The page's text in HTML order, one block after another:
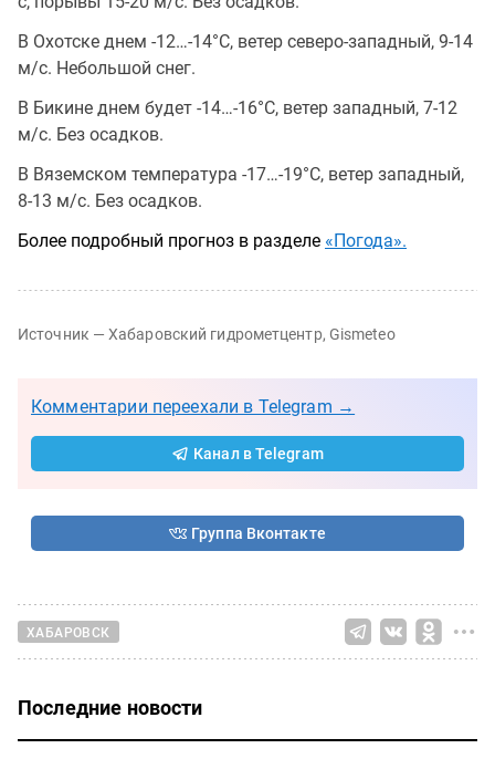
В Охотске днем -12…-14°C, ветер северо-западный, 9-14
м/с. Небольшой снег.
В Бикине днем будет -14…-16°C, ветер западный, 7-12
м/с. Без осадков.
В Вяземском температура -17…-19°C, ветер западный,
8-13 м/с. Без осадков.
Более подробный прогноз в разделе «Погода».
Источник — Хабаровский гидрометцентр, Gismeteo
Комментарии переехали в Telegram →
Канал в Telegram
Группа Вконтакте
ХАБАРОВСК
Последние новости